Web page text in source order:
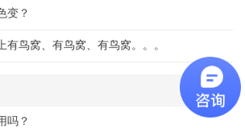
变？
鸟窝、有鸟窝、有鸟窝。。。
吗？